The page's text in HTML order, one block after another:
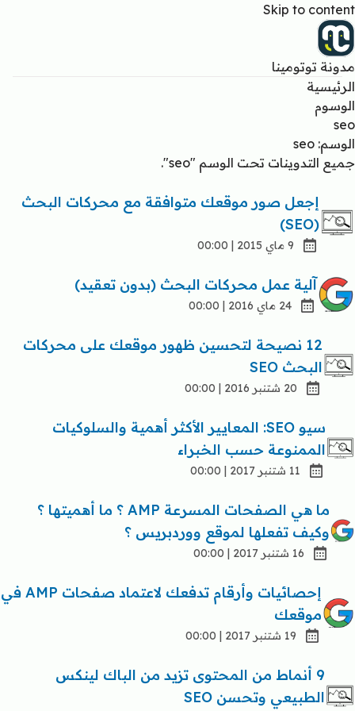
Skip to content
مدونة توتومينا
الرئيسية
الوسوم
seo
الوسم: seo
جميع التدوينات تحت الوسم "seo".
إجعل صور موقعك متوافقة مع محركات البحث
(SEO)
9 ماي 2015 | 00:00
آلية عمل محركات البحث (بدون تعقيد)
24 ماي 2016 | 00:00
12 نصيحة لتحسين ظهور موقعك على محركات
البحث SEO
20 شتنبر 2016 | 00:00
سيو SEO: المعايير الأكثر أهمية والسلوكيات
الممنوعة حسب الخبراء
11 شتنبر 2017 | 00:00
ما هي الصفحات المسرعة AMP ؟ ما أهميتها ؟
وكيف تفعلها لموقع ووردبريس ؟
16 شتنبر 2017 | 00:00
إحصائيات وأرقام تدفعك لاعتماد صفحات AMP في
موقعك
19 شتنبر 2017 | 00:00
9 أنماط من المحتوى تزيد من الباك لينكس
الطبيعي وتحسن SEO